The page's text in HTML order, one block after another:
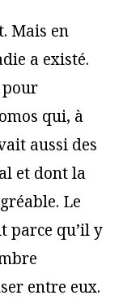
Mais en
a existé.
pour
qui, à
aussi des
et dont la
Le
parce qu’il y
entre eux.